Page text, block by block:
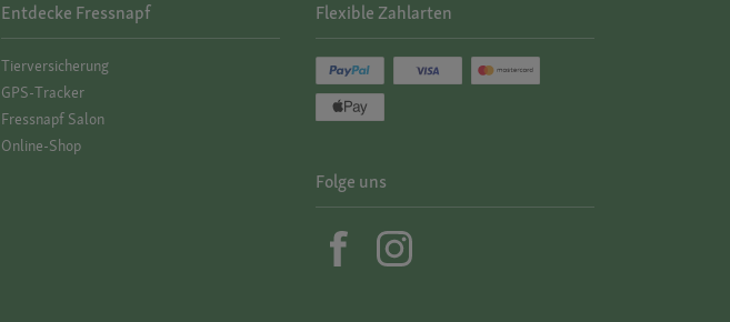
Entdecke Fressnapf
Tierversicherung
GPS-Tracker
Fressnapf Salon
Online-Shop
Flexible Zahlarten
Folge uns